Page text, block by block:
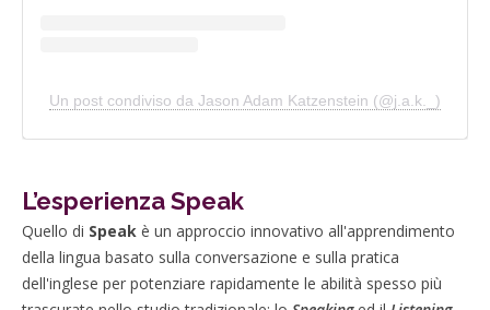
Un post condiviso da Jason Adam Katzenstein (@j.a.k._)
L’esperienza Speak
Quello di Speak è un approccio innovativo all'apprendimento
della lingua basato sulla conversazione e sulla pratica
dell'inglese per potenziare rapidamente le abilità spesso più